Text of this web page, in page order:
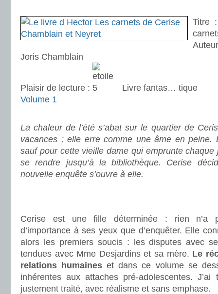
Titre
Joris Chamblain
Plaisir de lecture :
Livre fantas… tique
Volume 1
La chaleur de l’été s’abat sur le quartier de
vacances ; elle erre comme une âme en peine.
sauf pour cette vieille dame qui emprunte
se rendre jusqu’à la bibliothèque. Cerise
nouvelle enquête s’ouvre à elle.
Cerise est une fille déterminée : rien n’a
d’importance à ses yeux que d’enquêter. Elle
alors les premiers soucis : les disputes avec
tendues avec Mme Desjardins et sa mère. Le
relations humaines et dans ce volume se
inhérentes aux attaches pré-adolescentes.
justement traité, avec réalisme et sans emphase.